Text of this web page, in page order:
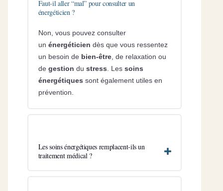
Faut-il aller “mal” pour consulter un
énergéticien ?
Non, vous pouvez consulter
un énergéticien dès que vous ressentez
un besoin de bien-être, de relaxation ou
de gestion du stress . Les soins
énergétiques sont également utiles en
prévention.
Les soins énergétiques remplacent-ils un
traitement médical ?